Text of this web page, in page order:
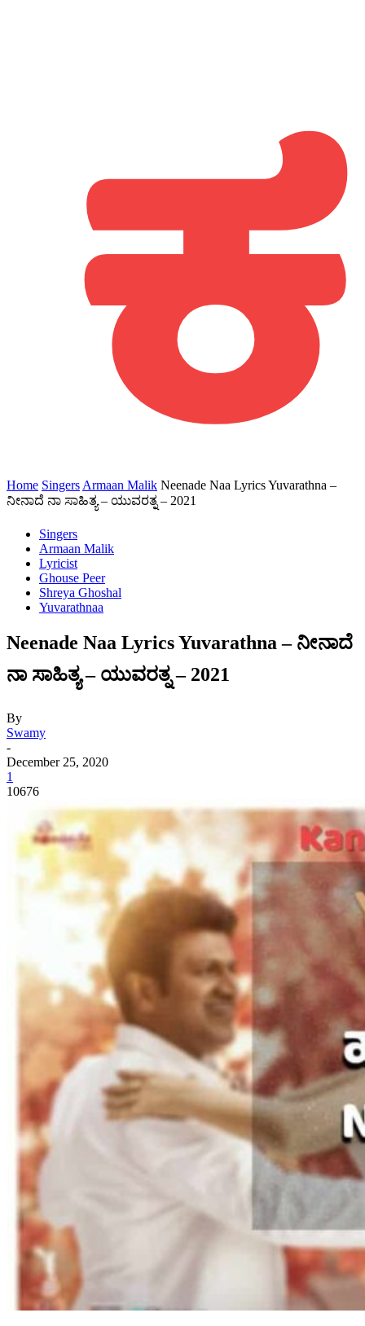
Home Singers Armaan Malik Neenade Naa Lyrics Yuvarathna –
ನೀನಾದೆ ನಾ ಸಾಹಿತ್ಯ – ಯುವರತ್ನ – 2021
Singers
Armaan Malik
Lyricist
Ghouse Peer
Shreya Ghoshal
Yuvarathnaa
Neenade Naa Lyrics Yuvarathna – ನೀನಾದೆ
ನಾ ಸಾಹಿತ್ಯ – ಯುವರತ್ನ – 2021
By
Swamy
-
December 25, 2020
1
10676